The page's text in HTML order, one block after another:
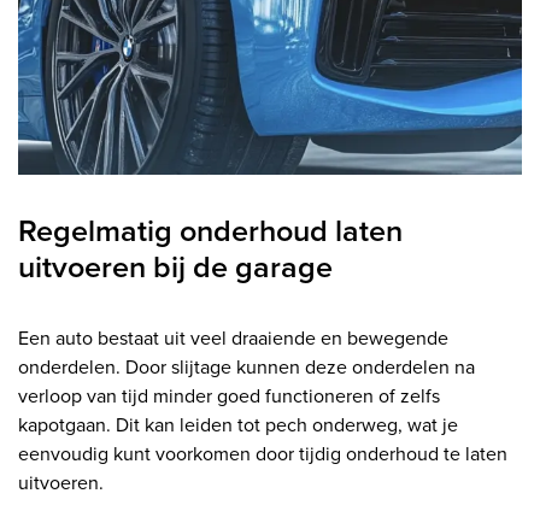
Regelmatig onderhoud laten
uitvoeren bij de garage
Een auto bestaat uit veel draaiende en bewegende
onderdelen. Door slijtage kunnen deze onderdelen na
verloop van tijd minder goed functioneren of zelfs
kapotgaan. Dit kan leiden tot pech onderweg, wat je
eenvoudig kunt voorkomen door tijdig onderhoud te laten
uitvoeren.